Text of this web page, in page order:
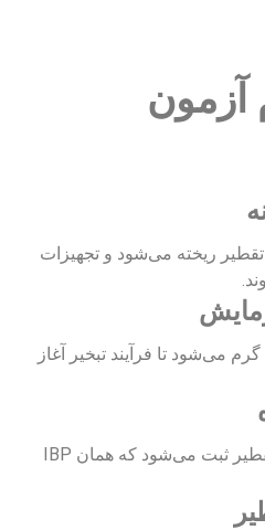
آزمون
تقطیر ریخته می‌شود و تجهیزات
می‌شود تا فرآیند تبخیر آغاز
دمای تشکیل اولین قطره تقطیر ثبت می‌شود که همان IBP